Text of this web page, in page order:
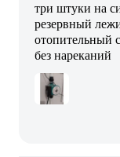
три штуки на
резервный
отопительный
без нареканий